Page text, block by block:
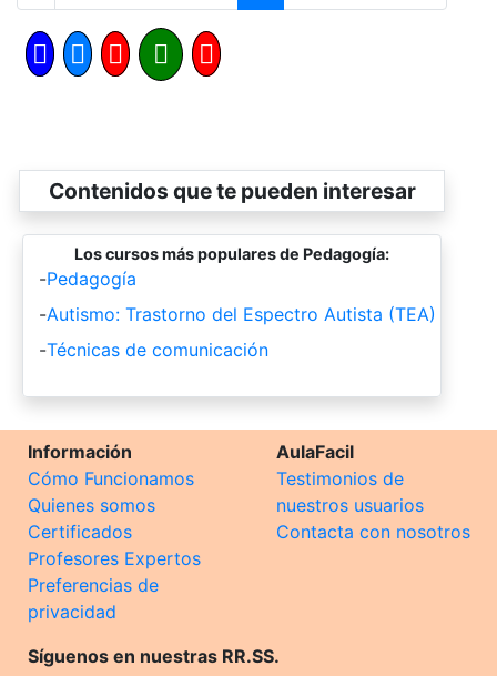
Contenidos que te pueden interesar
Los cursos más populares de Pedagogía:
-Pedagogía
-Autismo: Trastorno del Espectro Autista (TEA)
-Técnicas de comunicación
Información
Cómo Funcionamos
Quienes somos
Certificados
Profesores Expertos
Preferencias de
privacidad
AulaFacil
Testimonios de
nuestros usuarios
Contacta con nosotros
Síguenos en nuestras RR.SS.